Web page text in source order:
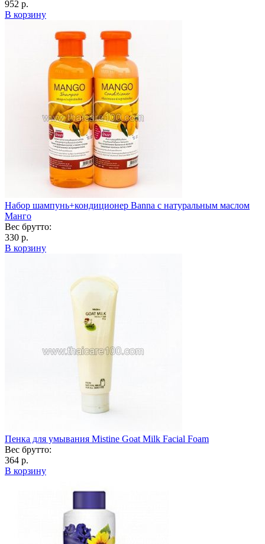
952 р.
В корзину
Набор шампунь+кондиционер Banna с натуральным маслом
Манго
Вес брутто:
330 р.
В корзину
Пенка для умывания Mistine Goat Milk Facial Foam
Вес брутто:
364 р.
В корзину